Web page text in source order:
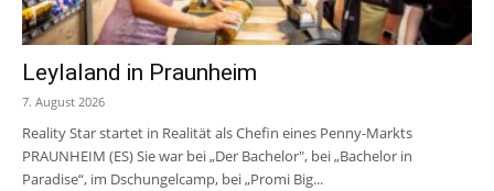
Leylaland in Praunheim
7. August 2026
Reality Star startet in Realität als Chefin eines Penny-Markts
PRAUNHEIM (ES) Sie war bei „Der Bachelor", bei „Bachelor in
Paradise“, im Dschungelcamp, bei „Promi Big...